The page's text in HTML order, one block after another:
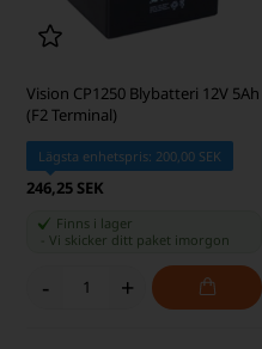
Vision CP1250 Blybatteri 12V 5Ah
(F2 Terminal)
Lägsta enhetspris: 200,00 SEK
246,25 SEK
Finns i lager
-Vi skicker ditt paket imorgon
- +